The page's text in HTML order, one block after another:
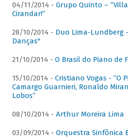
04/11/2014 - Grupo Quinto –
Cirandar!”
28/10/2014 - Duo Lima-Lundberg
Danças"
21/10/2014 - O Brasil do Piano de
15/10/2014 - Cristiano Vogas - “O
Camargo Guarnieri, Ronaldo
Lobos”
08/10/2014 - Arthur Moreira Lima
03/09/2014 - Orquestra Sinfônica